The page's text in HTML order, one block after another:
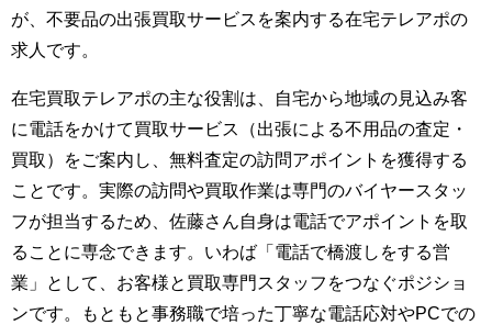
が、不要品の出張買取サービスを案内する在宅テレアポの
求人です。
在宅買取テレアポの主な役割は、自宅から地域の見込み客
に電話をかけて買取サービス（出張による不用品の査定・
買取）をご案内し、無料査定の訪問アポイントを獲得する
ことです。実際の訪問や買取作業は専門のバイヤースタッ
フが担当するため、佐藤さん自身は電話でアポイントを取
ることに専念できます。いわば「電話で橋渡しをする営
業」として、お客様と買取専門スタッフをつなぐポジショ
ンです。もともと事務職で培った丁寧な電話応対やPCでの